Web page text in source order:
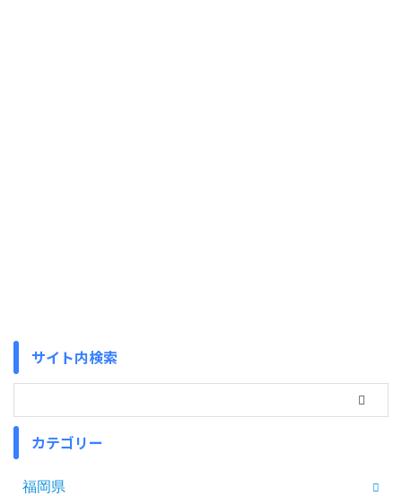
サイト内検索
カテゴリー
福岡県